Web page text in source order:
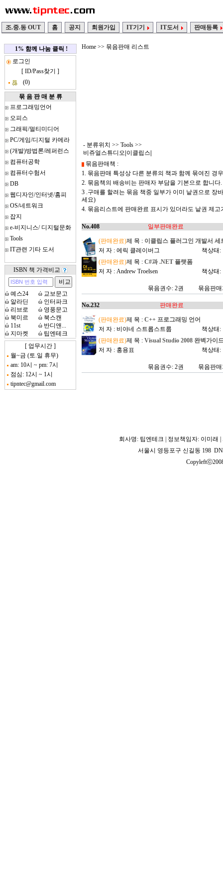
조.중.동 OUT 홈 공지 회원가입 IT기기 IT도서 판매등록
1% 함께 나눔 클릭 !
로그인
[ ID/Pass찾기 ]
(0)
묶 음 판 매 분 류
프로그래밍언어
오피스
그래픽/멀티미디어
PC/게임/디지털 카메라
(개발)방법론/레퍼런스
컴퓨터공학
컴퓨터수험서
DB
웹디자인/인터넷/홈피
OS/네트워크
잡지
e-비지니스/ 디지털문화
Tools
IT관련 기타 도서
ISBN 책 가격비교
ώ 예스24 ώ 교보문고
ώ 알라딘 ώ 인터파크
ώ 리브로 ώ 영풍문고
ώ 북미르 ώ 북스캔
ώ 11st ώ 반디앤...
ώ 지마켓 ώ 팁엔테크
[ 업무시간 ]
월~금 (토.일 휴무)
am: 10시 ~ pm: 7시
점심: 12시 ~ 1시
tipntec@gmail.com
Home >> 묶음판매 리스트
- 분류위치 >> Tools >>
비쥬얼스튜디오 이클립스
묶음판매책 :
1. 묶음판매 특성상 다른 분류의 책과 함께 묶여진 경
2. 묶음책의 배송비는 판매자 부담을 기본으로 합니다.
3 .구매를 할려는 묶음 책중 일부가 이미 낱권으로 장
세요)
4. 묶음리스트에 판매완료 표시가 있더라도 낱권 제
No.408 일부판매완료
(판매완료)제 목 : 이클립스 플러그인 개발서 세
저 자 : 에릭 클레이버그
책상태:
(판매완료)제 목 : C#과 .NET 플랫폼
저 자 : Andrew Troelsen
책상태:
묶음권수: 2권 묶음판
No.232 판매완료
(판매완료)제 목 : C++ 프로그래밍 언어
저 자 : 비야네 스트롭스트룹
책상태:
(판매완료)제 목 : Visual Studio 2008 완벽가이
저 자 : 홍용표
책상태:
묶음권수: 2권 묶음판
회사명: 팁엔테크 | 정보책임자: 이미래
서울시 영등포구 신길동 198